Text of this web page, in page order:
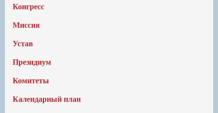
Конгресс
Миссия
Устав
Президиум
Комитеты
Календарный план